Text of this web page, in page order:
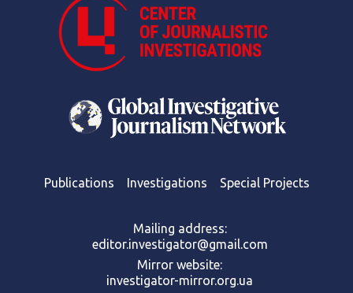
Publications Investigations Special Projects
Mailing address:
editor.investigator@gmail.com
Mirror website:
investigator-mirror.org.ua